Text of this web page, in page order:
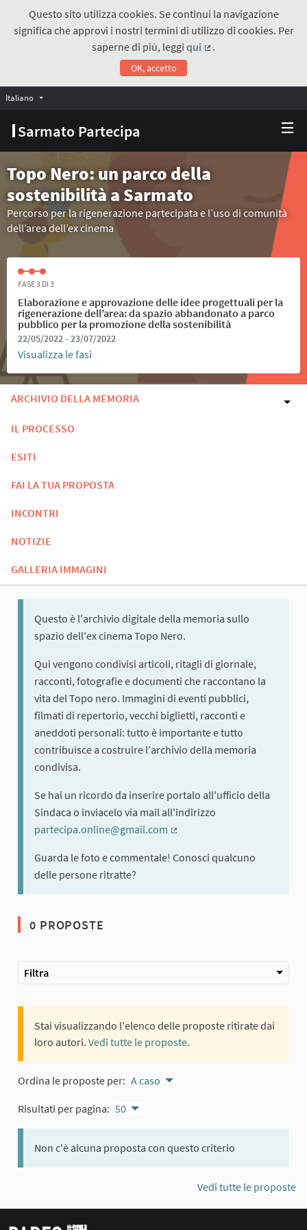
Questo sito utilizza cookies. Se continui la navigazione
significa che approvi i nostri termini di utilizzo di cookies. Per
saperne di più, leggiqui
.
OK, accetto
Sarmato Partecipa
Italiano Choose language
Topo Nero: un parco della
sostenibilità a Sarmato
Percorso per la rigenerazione partecipata e l’uso di comunità
dell’area dell’ex cinema
FASE 3 DI 3
Elaborazione e approvazione delle idee progettuali per la
rigenerazione dell’area: da spazio abbandonato a parco
pubblico per la promozione della sostenibilità
22/05/2022 - 23/07/2022
Visualizza le fasi
ARCHIVIO DELLA MEMORIA
IL PROCESSO
ESITI
FAI LA TUA PROPOSTA
INCONTRI
NOTIZIE
GALLERIA IMMAGINI
Questo è l'archivio digitale della memoria sullo
spazio dell'ex cinema Topo Nero.
Qui vengono condivisi articoli, ritagli di giornale,
racconti, fotografie e documenti che raccontano la
vita del Topo nero. Immagini di eventi pubblici,
filmati di repertorio, vecchi biglietti, racconti e
aneddoti personali: tutto è importante e tutto
contribuisce a costruire l'archivio della memoria
condivisa.
Se hai un ricordo da inserire portalo all'ufficio della
Sindaca o inviacelo via mail all'indirizzo
partecipa.online@gmail.com
Guarda le foto e commentale! Conosci qualcuno
delle persone ritratte?
0 PROPOSTE
Filtra
Stai visualizzando l'elenco delle proposte ritirate dai
loro autori. Vedi tutte le proposte.
Ordina le proposte per: A caso
Risultati per pagina: 50
Non c'è alcuna proposta con questo criterio
Vedi tutte le proposte